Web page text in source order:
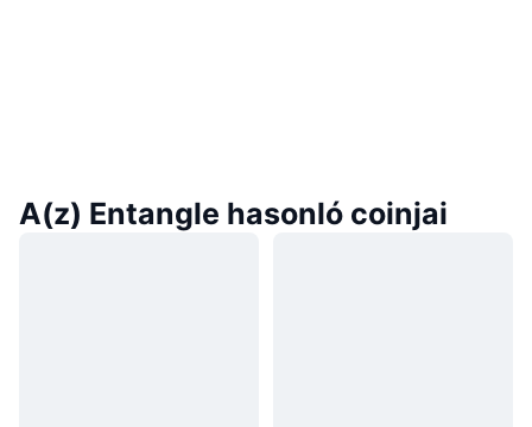
A(z) Entangle hasonló coinjai